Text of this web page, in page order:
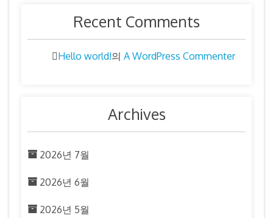
Recent Comments
Hello world!의 A WordPress Commenter
Archives
2026년 7월
2026년 6월
2026년 5월